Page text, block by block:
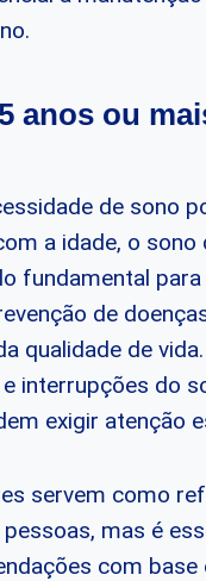
anos ou
de sono
a idade, o sono
fundamental para
de
qualidade de
interrupções do
exigir atenção
servem como
mas é
com base